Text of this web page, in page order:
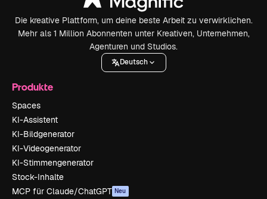
Die kreative Plattform, um deine beste Arbeit zu verwirklichen.
Mehr als 1 Million Abonnenten unter Kreativen, Unternehmen,
Agenturen und Studios.
Deutsch
Produkte
Spaces
KI-Assistent
KI-Bildgenerator
KI-Videogenerator
KI-Stimmengenerator
Stock-Inhalte
MCP für Claude/ChatGPT Neu